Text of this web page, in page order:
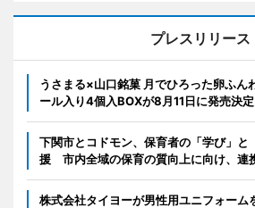
プレスリリース
うさまる×山口銘菓 月でひろった卵ふん
ール入り4個入BOXが8月11日に発売決定
下関市とコドモン、保育者の「学び」と
援 市内全域の保育の質向上に向け、連
株式会社タイヨーが男性用ユニフォーム